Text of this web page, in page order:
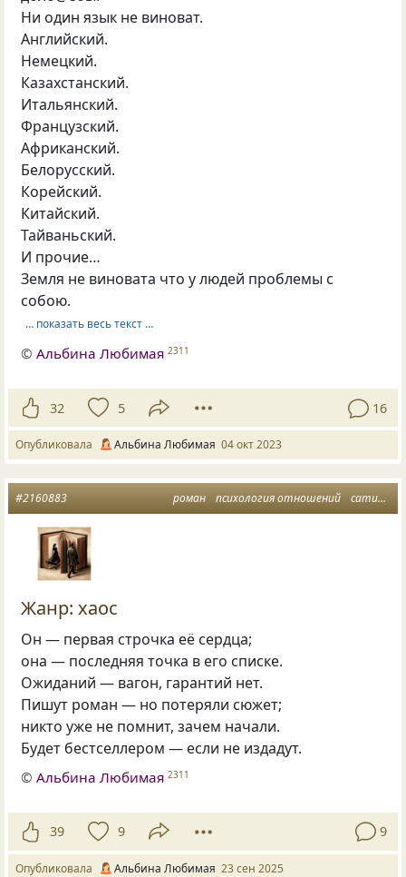
Ни один язык не виноват.
Английский.
Немецкий.
Казахстанский.
Итальянский.
Французский.
Африканский.
Белорусский.
Корейский.
Китайский.
Тайваньский.
И прочие…
Земля не виновата что у людей проблемы с
собою.
… показать весь текст …
©Альбина Любимая 2311
32 5 16
Опубликовала Альбина Любимая 04 окт 2023
роман психология отношений сатира ирония
#2160883
Жанр: хаос
Он — первая строчка её сердца;
она — последняя точка в его списке.
Ожиданий — вагон, гарантий нет.
Пишут роман — но потеряли сюжет;
никто уже не помнит, зачем начали.
Будет бестселлером — если не издадут.
©Альбина Любимая 2311
39 9 9
Опубликовала Альбина Любимая 23 сен 2025